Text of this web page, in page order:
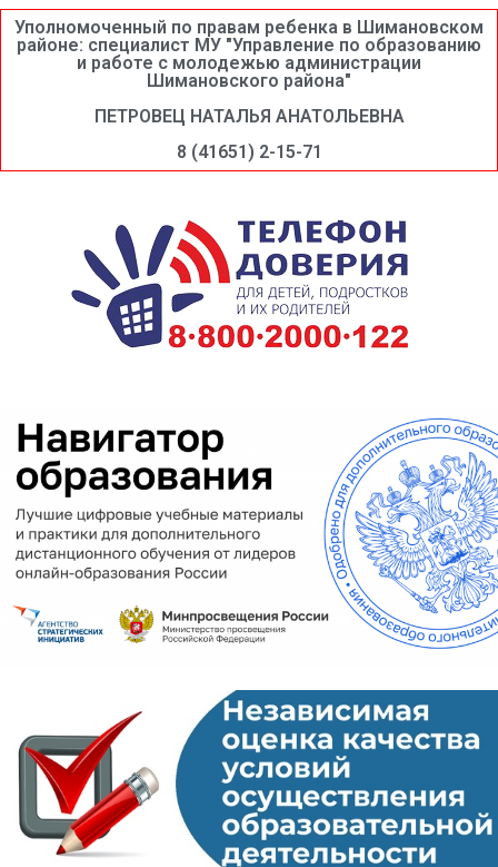
Уполномоченный по правам ребенка в Шимановском
районе: специалист МУ "Управление по образованию
и работе с молодежью администрации
Шимановского района"
ПЕТРОВЕЦ НАТАЛЬЯ АНАТОЛЬЕВНА
8 (41651) 2-15-71